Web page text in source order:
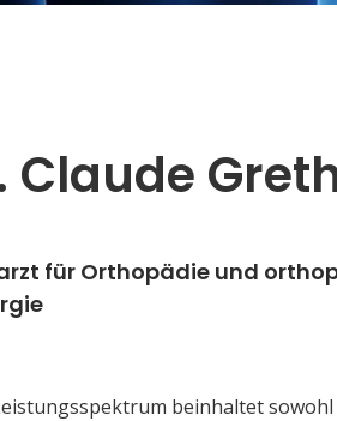
Claude
für Orthopädie und
beinhaltet